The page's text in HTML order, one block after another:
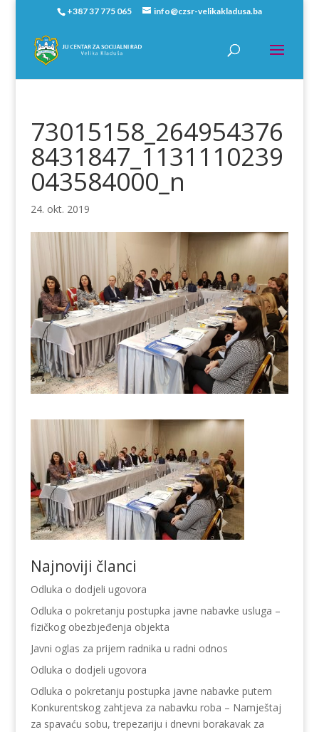
+387 37 775 065 info@czsr-velikakladusa.ba
73015158_264954376
8431847_1131110239
043584000_n
24. okt. 2019
Najnoviji članci
Odluka o dodjeli ugovora
Odluka o pokretanju postupka javne nabavke usluga –
fizičkog obezbjeđenja objekta
Javni oglas za prijem radnika u radni odnos
Odluka o dodjeli ugovora
Odluka o pokretanju postupka javne nabavke putem
Konkurentskog zahtjeva za nabavku roba – Namještaj
za spavaću sobu, trepezariju i dnevni borakavak za